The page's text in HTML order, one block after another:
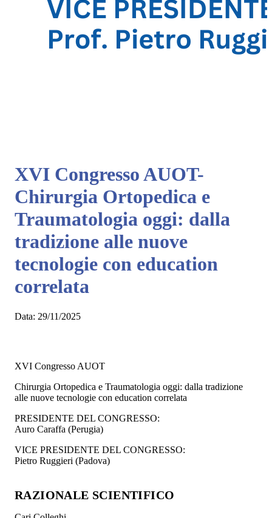
XVI Congresso AUOT-
Chirurgia Ortopedica e
Traumatologia oggi: dalla
tradizione alle nuove
tecnologie con education
correlata
Data: 29/11/2025
XVI Congresso AUOT
Chirurgia Ortopedica e Traumatologia oggi: dalla tradizione
alle nuove tecnologie con education correlata
PRESIDENTE DEL CONGRESSO:
Auro Caraffa (Perugia)
VICE PRESIDENTE DEL CONGRESSO:
Pietro Ruggieri (Padova)
RAZIONALE SCIENTIFICO